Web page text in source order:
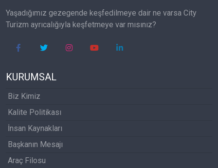
Yaşadığımız gezegende keşfedilmeye dair ne varsa City
Turizm ayrıcalığıyla keşfetmeye var mısınız?
KURUMSAL
Biz Kimiz
Kalite Politikası
İnsan Kaynakları
Başkanın Mesajı
Araç Filosu